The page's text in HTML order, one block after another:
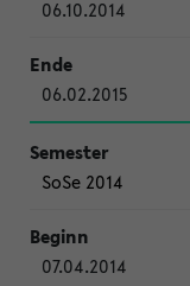
06.10.2014
06.02.2015
SoSe 2014
07.04.2014